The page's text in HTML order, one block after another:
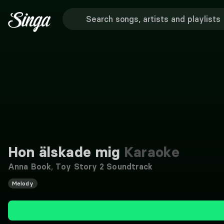
Hon älskade mig Karaoke
Anna Book, Toy Story 2 Soundtrack
Melody